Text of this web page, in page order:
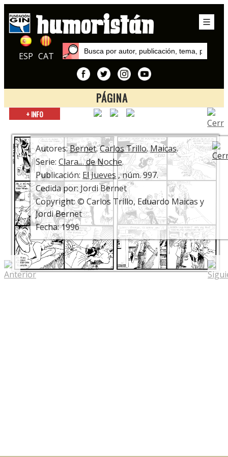
ESP CAT
PÁGINA
Inicio
Maicas
+ INFO
Autores:Bernet.Carlos Trillo.Maicas.
Serie:Clara… de Noche.
Publicación: El Jueves , núm. 997.
Cedida por: Jordi Bernet
Copyright: © Carlos Trillo, Eduardo Maicas y
Jordi Bernet
Fecha: 1996